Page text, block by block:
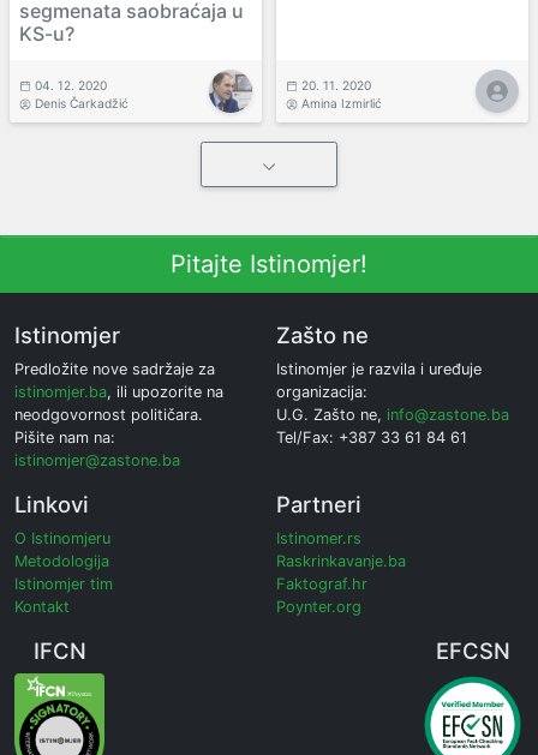
segmenata saobraćaja u
KS-u?
04. 12. 2020
Denis Čarkadžić
20. 11. 2020
Amina Izmirlić
Pitajte Istinomjer!
Istinomjer
Predložite nove sadržaje za
istinomjer.ba, ili upozorite na
neodgovornost političara.
Pišite nam na:
istinomjer@zastone.ba
Zašto ne
Istinomjer je razvila i uređuje
organizacija:
U.G. Zašto ne, info@zastone.ba
Tel/Fax: +387 33 61 84 61
Linkovi
O Istinomjeru
Metodologija
Istinomjer tim
Kontakt
Partneri
Istinomer.rs
Raskrinkavanje.ba
Faktograf.hr
Poynter.org
IFCN EFCSN